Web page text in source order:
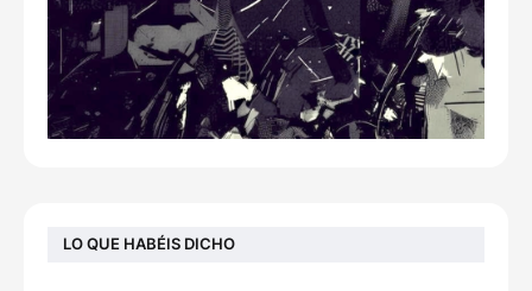
LO QUE HABÉIS DICHO